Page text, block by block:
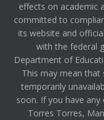
effects on academic
committed to
its website and
with the federal
Department of
This may mean
temporarily
soon. If you have
Torres Torres,